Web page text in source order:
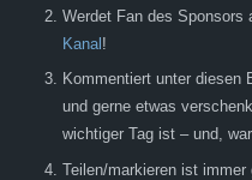
Werdet Fan des Sponsors
Kanal!
Kommentiert unter diesen
und gerne etwas
wichtiger Tag ist – und,
Teilen/markieren ist